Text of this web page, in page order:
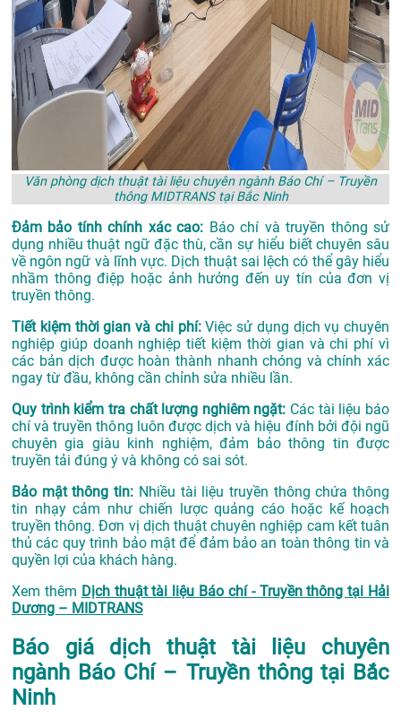
Văn phòng dịch thuật tài liệu chuyên ngành Báo Chí – Truyền
thông MIDTRANS tại Bắc Ninh
Đảm bảo tính chính xác cao: Báo chí và truyền thông sử
dụng nhiều thuật ngữ đặc thù, cần sự hiểu biết chuyên sâu
về ngôn ngữ và lĩnh vực. Dịch thuật sai lệch có thể gây hiểu
nhầm thông điệp hoặc ảnh hưởng đến uy tín của đơn vị
truyền thông.
Tiết kiệm thời gian và chi phí:Việc sử dụng dịch vụ chuyên
nghiệp giúp doanh nghiệp tiết kiệm thời gian và chi phí vì
các bản dịch được hoàn thành nhanh chóng và chính xác
ngay từ đầu, không cần chỉnh sửa nhiều lần.
Quy trình kiểm tra chất lượng nghiêm ngặt: Các tài liệu báo
chí và truyền thông luôn được dịch và hiệu đính bởi đội ngũ
chuyên gia giàu kinh nghiệm, đảm bảo thông tin được
truyền tải đúng ý và không có sai sót.
Bảo mật thông tin: Nhiều tài liệu truyền thông chứa thông
tin nhạy cảm như chiến lược quảng cáo hoặc kế hoạch
truyền thông. Đơn vị dịch thuật chuyên nghiệp cam kết tuân
thủ các quy trình bảo mật để đảm bảo an toàn thông tin và
quyền lợi của khách hàng.
Xem thêm Dịch thuật tài liệu Báo chí - Truyền thông tại Hải
Dương – MIDTRANS
Báo giá dịch thuật tài liệu chuyên
ngành Báo Chí – Truyền thông tại Bắc
Ninh